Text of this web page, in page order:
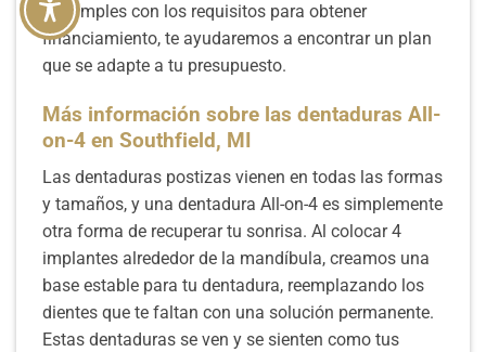
Si cumples con los requisitos para obtener
financiamiento, te ayudaremos a encontrar un plan
que se adapte a tu presupuesto.
Más información sobre las dentaduras All-
on-4 en Southfield, MI
Las dentaduras postizas vienen en todas las formas
y tamaños, y una dentadura All-on-4 es simplemente
otra forma de recuperar tu sonrisa. Al colocar 4
implantes alrededor de la mandíbula, creamos una
base estable para tu dentadura, reemplazando los
dientes que te faltan con una solución permanente.
Estas dentaduras se ven y se sienten como tus